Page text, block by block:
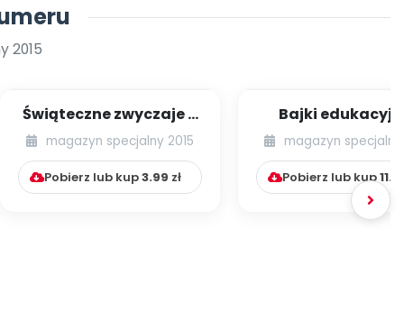
2015
Świąteczne zwyczaje –
scenariusze
przedstawień
(zestaw)...
magazyn specjalny 2015
Pobierz lub kup3.99 zł
Bajki
(zestaw) +
za...
magazyn specjalny
Pobierz lub kup